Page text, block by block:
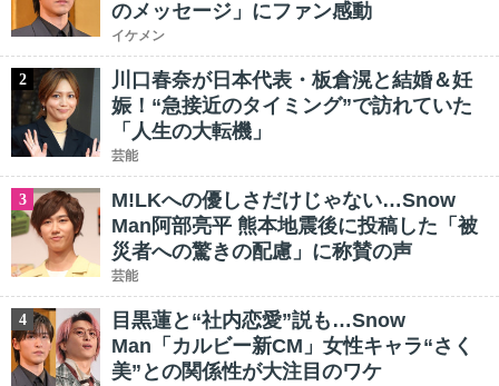
のメッセージ」にファン感動
イケメン
2
川口春奈が日本代表・板倉滉と結婚＆妊
娠！“急接近のタイミング”で訪れていた
「人生の大転機」
芸能
3
M!LKへの優しさだけじゃない…Snow
Man阿部亮平 熊本地震後に投稿した「被
災者への驚きの配慮」に称賛の声
芸能
4
目黒蓮と“社内恋愛”説も…Snow
Man「カルビー新CM」女性キャラ“さく
美”との関係性が大注目のワケ